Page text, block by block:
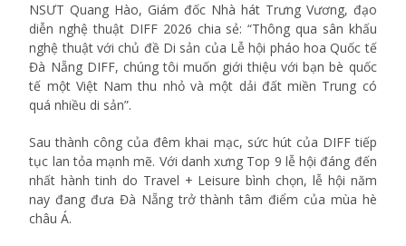
NSƯT Quang Hào, Giám đốc Nhà hát Trưng Vương, đạo
diễn nghệ thuật DIFF 2026 chia sẻ: “Thông qua sân khấu
nghệ thuật với chủ đề Di sản của Lễ hội pháo hoa Quốc tế
Đà Nẵng DIFF, chúng tôi muốn giới thiệu với bạn bè quốc
tế một Việt Nam thu nhỏ và một dải đất miền Trung có
quá nhiều di sản”.
Sau thành công của đêm khai mạc, sức hút của DIFF tiếp
tục lan tỏa mạnh mẽ. Với danh xưng Top 9 lễ hội đáng đến
nhất hành tinh do Travel + Leisure bình chọn, lễ hội năm
nay đang đưa Đà Nẵng trở thành tâm điểm của mùa hè
châu Á.